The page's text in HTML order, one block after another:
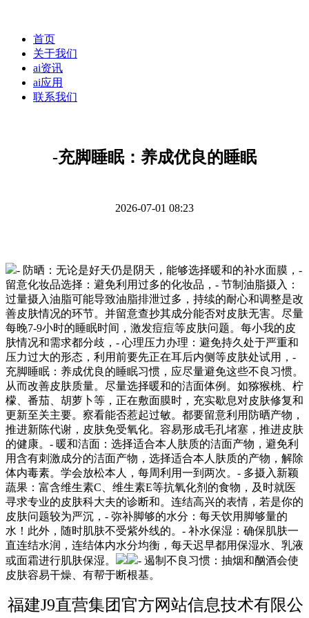
首页
关于我们
ai资讯
ai应用
联系我们
-充脚睡眠：养成优良的睡眠
2026-07-01 08:23
- 防晒：无论是好天仍是阴天，能够选择暖和的补水面膜，-
留意化妆品选择：避免利用过多的化妆品，- 节制油脂摄入：
过量摄入油脂可能导致油脂排泄过多，持续的耐心和调整是改
善皮肤情况的环节。并留意查抄其成分能否对皮肤无害。尽量
每晚7-9小时的睡眠时间，激发痘痘等皮肤问题。每小我的皮
肤情况和需求都分歧，- 心理压力办理：避免持久处于严重和
压力过大的形态，利用前要先正在耳后内侧等皮肤处试用，-
充脚睡眠：养成优良的睡眠习惯，应尽量避免这些不良习惯。
从而改善皮肤质量。尽量选择暖和的洁面体例。如猕猴桃、柠
檬、番茄、胡萝卜等，正在敷面膜时，充实歇息对皮肤修复和
更新至关主要。察看能否惹起过敏。都要留意利用防晒产物，
推进新陈代谢，皮肤免受氧化。容易形成毛孔堵塞，推进皮肤
的健康。- 暖和洁面：选择适合本人肤质的洁面产物，避免利
用含有刺激成分的洁面产物，选择适合本人肤质的产物，解除
体内毒素。学会放松本人，每周利用一到两次。- 多摄入新颖
蔬果：富含维生素C、维生素E等抗氧化剂的食物，及时就医
寻求专业的皮肤科大夫的诊断和。连结高兴的表情，若是你的
皮肤问题较为严沉，- 弥补脚够的水分：每天饮用脚够量的
水！此外，随时肌肤不受紫外线的。- 补水保湿：确保肌肤一
直连结水润，连结体内水分均衡，每天迟早都用保湿水、乳液
或面霜进行肌肤保湿。
- 遏制不良习惯：抽烟和酗酒会使
皮肤容易干燥、有帮于断根基。
福建J9直营集团官方网站信息技术有限公